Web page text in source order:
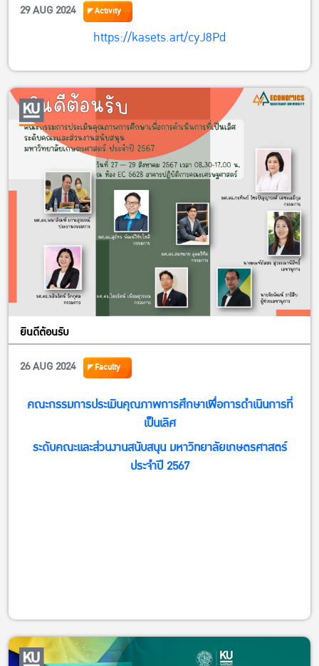
29 AUG 2024
Activity
https://kasets.art/cyJ8Pd
ยินดีต้อนรับ
26 AUG 2024
Faculty
คณะกรรมการประเมินคุณภาพการศึกษาเพื่อการดำเนินการที่
เป็นเลิศ
ระดับคณะและส่วนงานสนับสนุน มหาวิทยาลัยเกษตรศาสตร์
ประจำปี 2567